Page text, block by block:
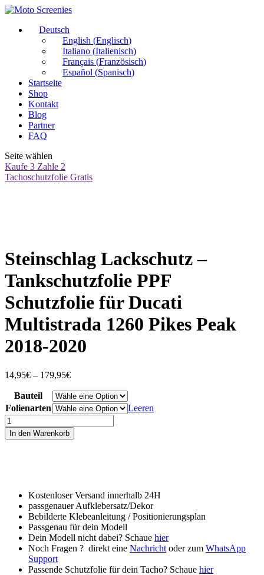
Deutsch
English (Englisch)
Italiano (Italienisch)
Français (Französisch)
Español (Spanisch)
Startseite
Shop
Kontakt
Blog
Partner
FAQ
Seite wählen
Kaufe 3 Zahle 2
Tachoschutzfolie Gratis
Steinschlag Lackschutz –
Tankschutzfolie PPF
Schutzfolie für Ducati
Multistrada 1260 Pikes Peak
2018-2020
14,95€ – 179,95€Preisspanne:
bis
179,95€
Bauteil
Folienarten
Leeren
Steinschlag
Lackschutz
-
Ducati
Multistrada
1260
Pikes
Peak
2018-
Menge
In den Warenkorb
Kostenloser Versand innerhalb 24H
passgenauer Aufklebersatz/Dekor
Bebilderte Klebeanleitung / Positionierungsplan
Passgenau für dein Modell
Dein Modell nicht dabei? Schaue hier
Noch Fragen ? direkt eine Nachricht oder zum WhatsApp
Support
Passende Schutzfolie für dein Tacho? Schaue hier